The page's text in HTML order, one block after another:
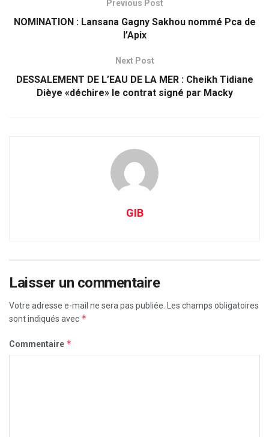
Previous Post
NOMINATION : Lansana Gagny Sakhou nommé Pca de
l’Apix
Next Post
DESSALEMENT DE L’EAU DE LA MER : Cheikh Tidiane
Dièye «déchire» le contrat signé par Macky
GIB
Laisser un commentaire
Votre adresse e-mail ne sera pas publiée. Les champs obligatoires
sont indiqués avec *
Commentaire *